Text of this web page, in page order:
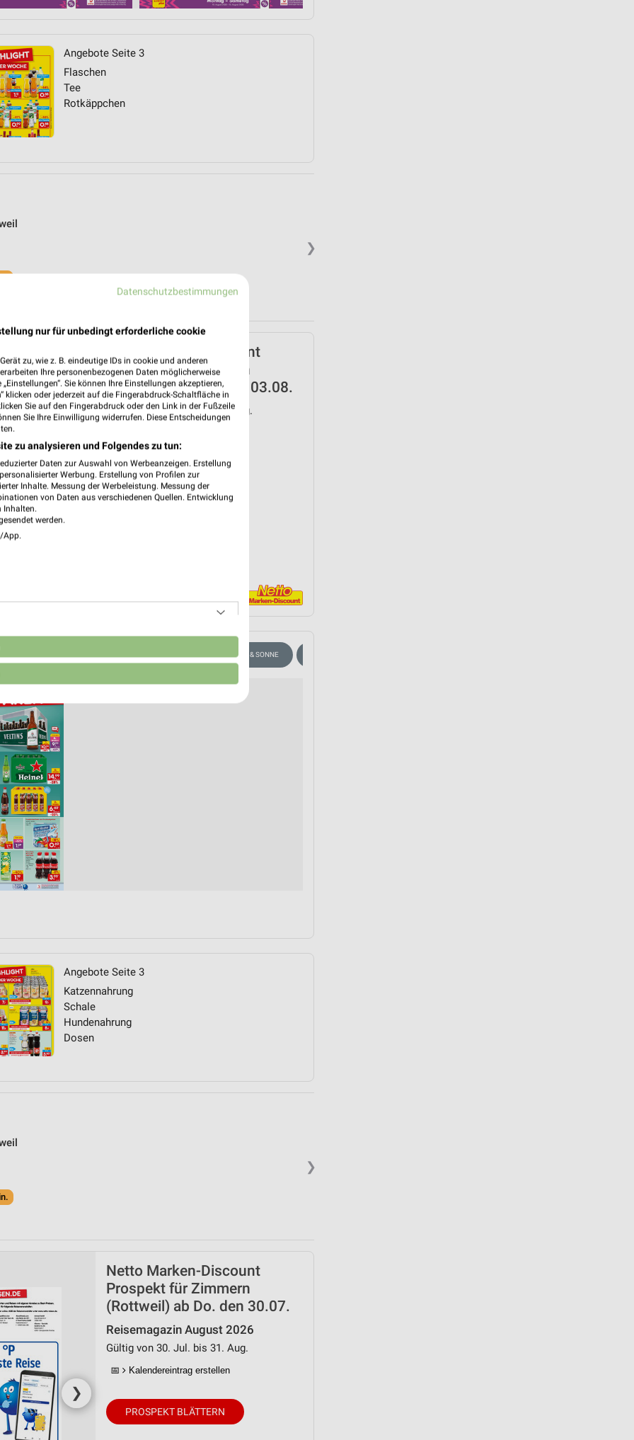
Angebote Seite 3
Flaschen
Tee
Rotkäppchen
❯
❯
Netto Marken-Discount
Prospekt für Zimmern
(Rottweil) ab Mo. den 03.08.
Gültig von 03. Aug. bis 08. Aug.
PROSPEKT BLÄTTERN
SOMMER & SONNE
Angebote Seite 3
Katzennahrung
Schale
Hundenahrung
Dosen
❯
❯
Netto Marken-Discount
Prospekt für Zimmern
(Rottweil) ab Do. den 30.07.
Reisemagazin August 2026
Gültig von 30. Jul. bis 31. Aug.
📅 Kalendereintrag erstellen
PROSPEKT BLÄTTERN
Datenschutzbestimmungen
nur für unbedingt erforderliche cookie
zu, wie z. B. eindeutige IDs in cookie und anderen
Ihre personenbezogenen Daten möglicherweise
Sie können Ihre Einstellungen akzeptieren,
klicken oder jederzeit auf die Fingerabdruck-Schaltfläche in
Sie auf den Fingerabdruck oder den Link in der Fußzeile
Sie Ihre Einwilligung widerrufen. Diese Entscheidungen
zu analysieren und Folgendes zu tun:
Daten zur Auswahl von Werbeanzeigen. Erstellung
Werbung. Erstellung von Profilen zur
Inhalte. Messung der Werbeleistung. Messung der
von Daten aus verschiedenen Quellen. Entwicklung
Inhalten.
werden.
App.
Daten aus verschiedenen